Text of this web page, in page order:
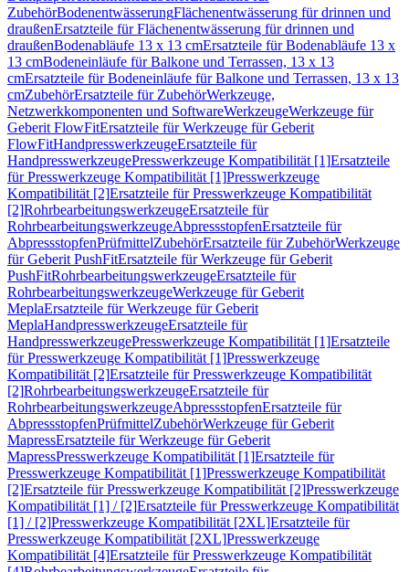
ZubehörBodenentwässerungFlächenentwässerung für drinnen und
draußenErsatzteile für Flächenentwässerung für drinnen und
draußenBodenabläufe 13 x 13 cmErsatzteile für Bodenabläufe 13 x
13 cmBodeneinläufe für Balkone und Terrassen, 13 x 13
cmErsatzteile für Bodeneinläufe für Balkone und Terrassen, 13 x 13
cmZubehörErsatzteile für ZubehörWerkzeuge,
Netzwerkkomponenten und SoftwareWerkzeugeWerkzeuge für
Geberit FlowFitErsatzteile für Werkzeuge für Geberit
FlowFitHandpresswerkzeugeErsatzteile für
HandpresswerkzeugePresswerkzeuge Kompatibilität [1]Ersatzteile
für Presswerkzeuge Kompatibilität [1]Presswerkzeuge
Kompatibilität [2]Ersatzteile für Presswerkzeuge Kompatibilität
[2]RohrbearbeitungswerkzeugeErsatzteile für
RohrbearbeitungswerkzeugeAbpressstopfenErsatzteile für
AbpressstopfenPrüfmittelZubehörErsatzteile für ZubehörWerkzeuge
für Geberit PushFitErsatzteile für Werkzeuge für Geberit
PushFitRohrbearbeitungswerkzeugeErsatzteile für
RohrbearbeitungswerkzeugeWerkzeuge für Geberit
MeplaErsatzteile für Werkzeuge für Geberit
MeplaHandpresswerkzeugeErsatzteile für
HandpresswerkzeugePresswerkzeuge Kompatibilität [1]Ersatzteile
für Presswerkzeuge Kompatibilität [1]Presswerkzeuge
Kompatibilität [2]Ersatzteile für Presswerkzeuge Kompatibilität
[2]RohrbearbeitungswerkzeugeErsatzteile für
RohrbearbeitungswerkzeugeAbpressstopfenErsatzteile für
AbpressstopfenPrüfmittelZubehörWerkzeuge für Geberit
MapressErsatzteile für Werkzeuge für Geberit
MapressPresswerkzeuge Kompatibilität [1]Ersatzteile für
Presswerkzeuge Kompatibilität [1]Presswerkzeuge Kompatibilität
[2]Ersatzteile für Presswerkzeuge Kompatibilität [2]Presswerkzeuge
Kompatibilität [1] / [2]Ersatzteile für Presswerkzeuge Kompatibilität
[1] / [2]Presswerkzeuge Kompatibilität [2XL]Ersatzteile für
Presswerkzeuge Kompatibilität [2XL]Presswerkzeuge
Kompatibilität [4]Ersatzteile für Presswerkzeuge Kompatibilität